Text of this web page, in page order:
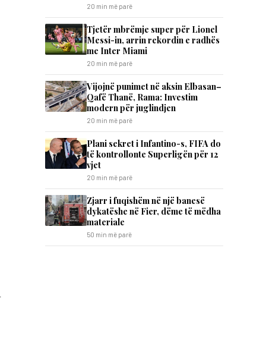
20 min më parë
Tjetër mbrëmje super për Lionel
Messi-in, arrin rekordin e radhës
me Inter Miami
20 min më parë
Vijojnë punimet në aksin Elbasan–
Qafë Thanë, Rama: Investim
modern për juglindjen
20 min më parë
Plani sekret i Infantino-s, FIFA do
të kontrollonte Superligën për 12
vjet
20 min më parë
Zjarr i fuqishëm në një banesë
dykatëshe në Fier, dëme të mëdha
materiale
50 min më parë